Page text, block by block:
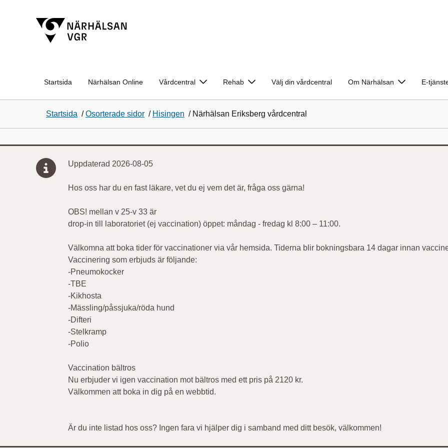
Startsida Närhälsan Online Vårdcentral Rehab Välj din vårdcentral Om Närhälsan E-
Startsida /Osorterade sidor / Hisingen / Närhälsan Eriksberg vårdcentral
Uppdaterad 2026-08-05
Hos oss har du en fast läkare, vet du ej vem det är, fråga oss gärna!
OBS! mellan v 25-v 33 är
drop-in till laboratoriet (ej vaccination) öppet: måndag - fredag kl 8:00 – 11:00.
Välkomna att boka tider för vaccinationer via vår hemsida. Tiderna blir bokningsbara 14 dagar innan
Vaccinering som erbjuds är följande:
-Pneumokocker
-TBE
-Kikhosta
-Mässling/påssjuka/röda hund
-Difteri
-Stelkramp
-Polio
Vaccination bältros
Nu erbjuder vi igen vaccination mot bältros med ett pris på 2120 kr.
Välkommen att boka in dig på en webbtid.
Är du inte listad hos oss? Ingen fara vi hjälper dig i samband med ditt besök, välkommen!